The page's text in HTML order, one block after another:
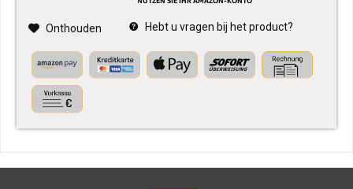
Onthouden Hebt u vragen bij het product?